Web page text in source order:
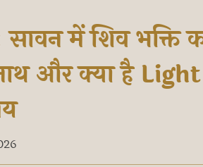
में शिव भक्ति
और क्या है